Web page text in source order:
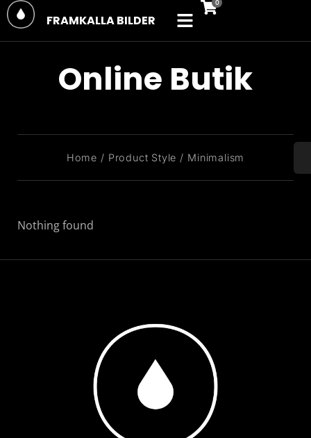
FRAMKALLA BILDER
Online Butik
You are here:
Home Product Style Minimalism
Nothing found